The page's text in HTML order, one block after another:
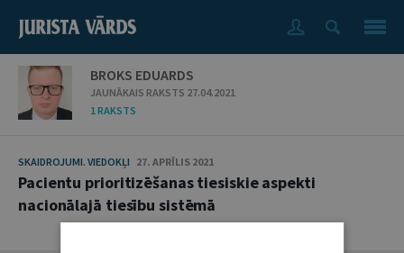
BROKS EDUARDS
JAUNĀKAIS RAKSTS 27.04.2021
1 RAKSTS
SKAIDROJUMI. VIEDOKĻI 27. APRĪLIS 2021
Pacientu prioritizēšanas tiesiskie aspekti
nacionālajā tiesību sistēmā